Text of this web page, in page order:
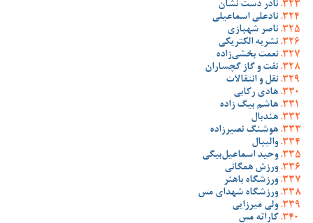
نادر دست نشان
نادعلی اسماعیلی
ناصر شهبازی
نشریه الکتریکی
نعمت بخشی‌زاده
نفت و گاز گچساران
نقل و انتقالات
هادی رکابی
هاشم بیگ زاده
هندبال
هوشنگ نصیرزاده
والیبال
وحید اسماعیل‌بیگی
ورزش همگانی
ورزشگاه باهنر
ورزشگاه شهدای مس
ولی میرزایی
کاراته مس